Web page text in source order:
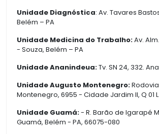
Unidade Diagnóstica: Av. Tavares
Belém – PA
Unidade Medicina do Trabalho:Av.
- Souza, Belém – PA
Unidade Ananindeua:Tv. SN 24, 332.
Unidade Augusto Montenegro:
Montenegro, 6955 - Cidade Jardim II, Q 01
Unidade Guamá:- R. Barão de Igarapé
Guamá, Belém - PA, 66075-080